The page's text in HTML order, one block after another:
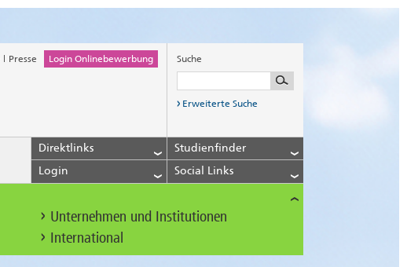
Presse Login Onlinebewerbung Suche
Erweiterte Suche
Direktlinks
Studienfinder
Login
Social Links
Unternehmen und Institutionen
International